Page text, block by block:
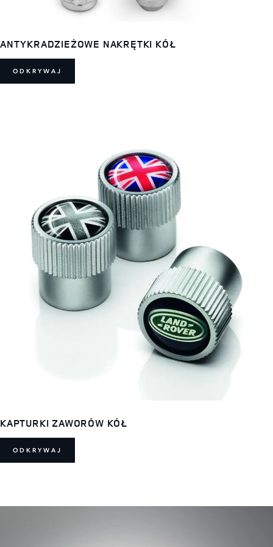
ANTYKRADZIEŻOWE NAKRĘTKI KÓŁ
ODKRYWAJ
KAPTURKI ZAWORÓW KÓŁ
ODKRYWAJ